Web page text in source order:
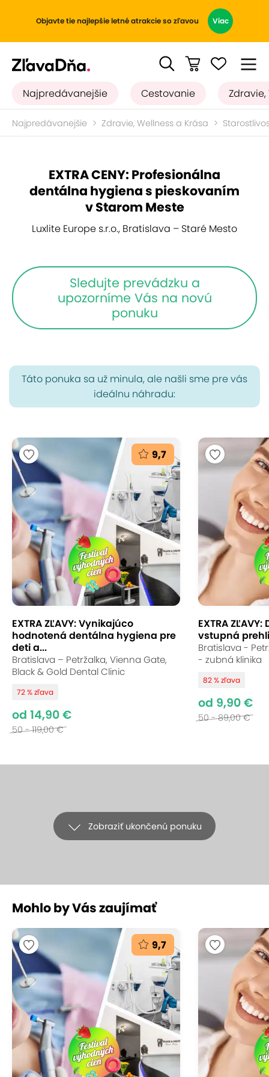
Objavte tie najlepšie letné atrakcie so zľavou Viac
Najpredávanejšie Cestovanie Zdravie,
Najpredávanejšie Zdravie, Wellness a Krása
EXTRA CENY: Profesionálna
dentálna hygiena s pieskovaním
v Starom Meste
Luxlite Europe s.r.o., Bratislava – Staré Mesto
Sledujte prevádzku a
upozorníme Vás na novú
ponuku
Táto ponuka sa už minula, ale našli sme pre vás
ideálnu náhradu:
9,7
EXTRA ZĽAVY: Vynikajúco
hodnotená dentálna hygiena pre
deti a...
Bratislava – Petržalka, Vienna Gate,
Black & Gold Dental Clinic
72 % zľava
od 14,90 €
50 - 119,00 €
EXTRA
vstupná
Bratislava -
- zubná klinika
82 % zľava
od 9,90 €
50 - 89,00 €
Zobraziť ukončenú ponuku
EXTRA CENY: Profesionálna dentálna
hygiena s pieskovaním v Starom
Meste
Luxlite Europe s.r.o., Bratislava – Staré Mesto (mapa)
9.5 Vynikajúce hodnotenie
Krásny a zdravý úsmev vám zabezpečí len jedna
Mohlo by Vás zaujímať
9,7